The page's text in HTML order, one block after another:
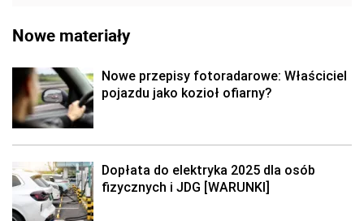
Nowe materiały
Nowe przepisy fotoradarowe: Właściciel
pojazdu jako kozioł ofiarny?
Dopłata do elektryka 2025 dla osób
fizycznych i JDG [WARUNKI]